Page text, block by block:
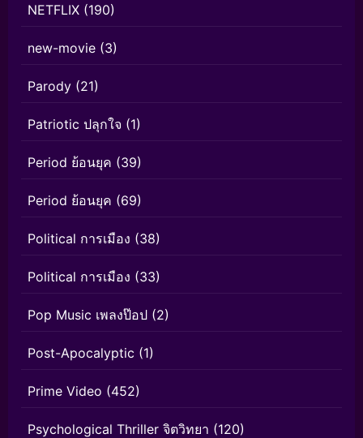
NETFLIX (190)
new-movie (3)
Parody (21)
Patriotic ปลุกใจ (1)
Period ย้อนยุค (39)
Period ย้อนยุค (69)
Political การเมือง (38)
Political การเมือง (33)
Pop Music เพลงป๊อป (2)
Post-Apocalyptic (1)
Prime Video (452)
Psychological Thriller จิตวิทยา (120)